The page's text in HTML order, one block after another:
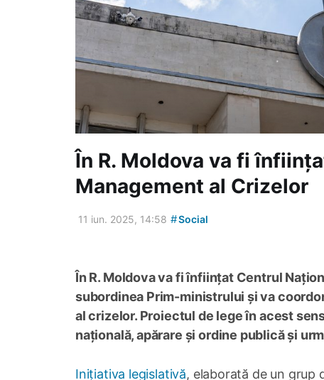
În R. Moldova va fi
Management al Crizelor
11 iun. 2025, 14:58 #Social
În R. Moldova va fi înființat Centrul
subordinea Prim-ministrului și va
al crizelor. Proiectul de lege în acest
națională, apărare și ordine publică și
Inițiativa legislativă, elaborată de un grup